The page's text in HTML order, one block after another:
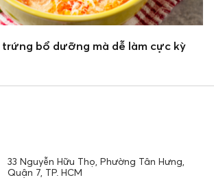
trứng bổ dưỡng mà dễ làm cực kỳ
33 Nguyễn Hữu Thọ, Phường Tân Hưng,
Quận 7, TP. HCM